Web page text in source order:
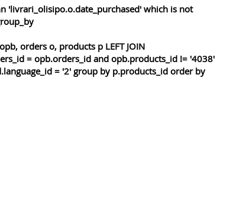
'livrari_olisipo.o.date_purchased' which is not
orders o, products p LEFT JOIN
= opb.orders_id and opb.products_id != '4038'
= '2' group by p.products_id order by